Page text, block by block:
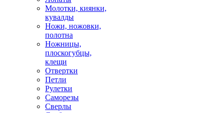
Молотки, киянки,
кувалды
Ножи, ножовки,
полотна
Ножницы,
плоскогубцы,
клещи
Отвертки
Петли
Рулетки
Саморезы
Сверлы